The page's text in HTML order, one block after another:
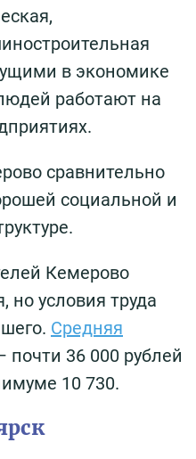
в экономике
работают на
сравнительно
социальной и
Кемерово
но условия труда
Средняя
почти 36 000 рублей
10 730.